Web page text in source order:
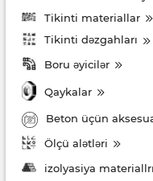
Tikinti materiallar
Tikinti dəzgahları
Boru əyicilər
Qaykalar
Beton üçün
Ölçü alətləri
izolyasiya materiallrı